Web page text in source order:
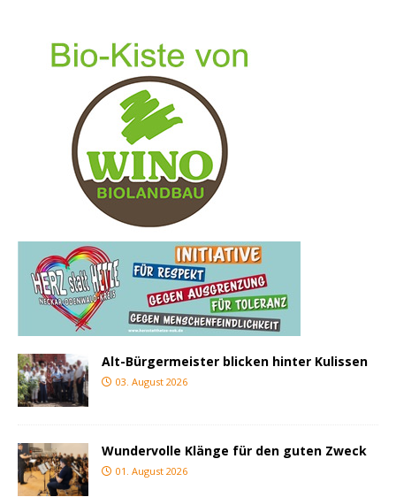
Alt-Bürgermeister blicken hinter Kulissen
03. August 2026
Wundervolle Klänge für den guten Zweck
01. August 2026